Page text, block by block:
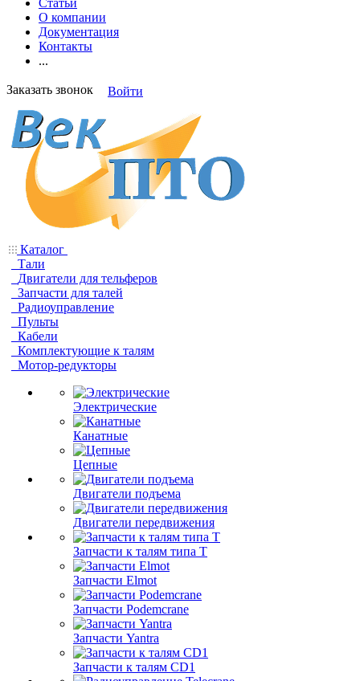
Статьи
О компании
Документация
Контакты
...
Заказать звонок Войти
Каталог
Тали
Двигатели для тельферов
Запчасти для талей
Радиоуправление
Пульты
Кабели
Комплектующие к талям
Мотор-редукторы
Электрические
Канатные
Цепные
Двигатели подъема
Двигатели передвижения
Запчасти к талям типа Т
Запчасти Elmot
Запчасти Podemcrane
Запчасти Yantra
Запчасти к талям CD1